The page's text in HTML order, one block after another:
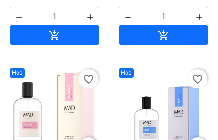
 

 

Нов
favorite_border
Нов
favorite_border